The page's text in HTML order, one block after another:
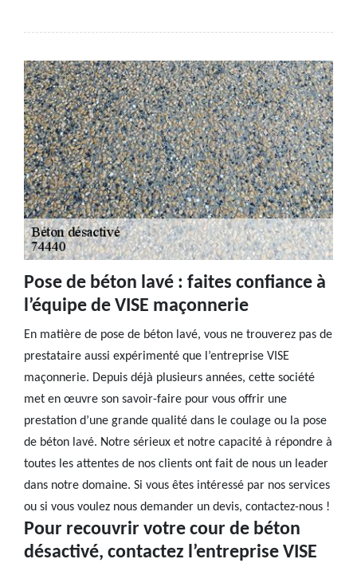
Pose de béton lavé : faites confiance à
l’équipe de VISE maçonnerie
En matière de pose de béton lavé, vous ne trouverez pas de
prestataire aussi expérimenté que l’entreprise VISE
maçonnerie. Depuis déjà plusieurs années, cette société
met en œuvre son savoir-faire pour vous offrir une
prestation d’une grande qualité dans le coulage ou la pose
de béton lavé. Notre sérieux et notre capacité à répondre à
toutes les attentes de nos clients ont fait de nous un leader
dans notre domaine. Si vous êtes intéressé par nos services
ou si vous voulez nous demander un devis, contactez-nous !
Pour recouvrir votre cour de béton
désactivé, contactez l’entreprise VISE